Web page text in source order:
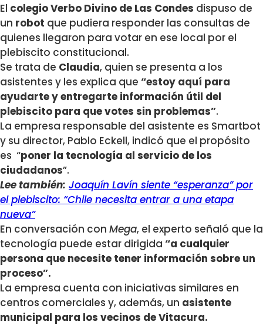
El colegio Verbo Divino de Las Condes dispuso de
un robot que pudiera responder las consultas de
quienes llegaron para votar en ese local por el
plebiscito constitucional.
Se trata de Claudia, quien se presenta a los
asistentes y les explica que “estoy aquí para
ayudarte y entregarte información útil del
plebiscito para que votes sin problemas”.
La empresa responsable del asistente es Smartbot
y su director, Pablo Eckell, indicó que el propósito
es “poner la tecnología al servicio de los
ciudadanos”.
Lee también: Joaquín Lavín siente “esperanza” por
el plebiscito: “Chile necesita entrar a una etapa
nueva”
En conversación con Mega, el experto señaló que la
tecnología puede estar dirigida “a cualquier
persona que necesite tener información sobre un
proceso”.
La empresa cuenta con iniciativas similares en
centros comerciales y, además, un asistente
municipal para los vecinos de Vitacura.